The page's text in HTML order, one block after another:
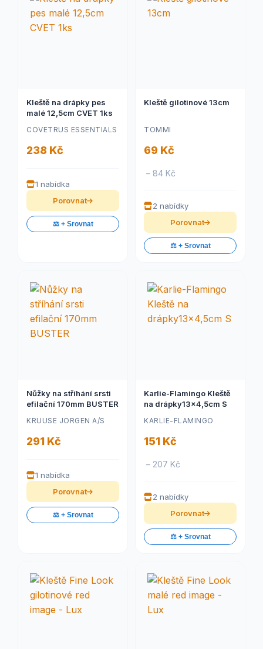
Kleště na drápky pes
malé 12,5cm CVET 1ks
COVETRUS ESSENTIALS
238 Kč
1 nabídka
Porovnat
⚖️ + Srovnat
Kleště gilotinové 13cm
TOMMI
69 Kč
– 84 Kč
2 nabídky
Porovnat
⚖️ + Srovnat
Nůžky na stříhání srsti
efilační 170mm BUSTER
KRUUSE JORGEN A/S
291 Kč
1 nabídka
Porovnat
⚖️ + Srovnat
Karlie-Flamingo Kleště
na drápky13x4,5cm S
KARLIE-FLAMINGO
151 Kč
– 207 Kč
2 nabídky
Porovnat
⚖️ + Srovnat